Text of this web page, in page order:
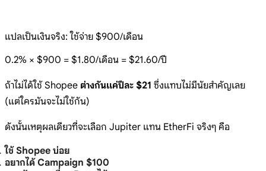
แปลเป็นเงินจริง: ใช้จ่าย $900/เดือน
0.2% × $900 = $1.80/เดือน = $21.60/ปี
ถ้าไม่ได้ใช้ Shopee ต่างกันแค่ปีละ $21 ซึ่งแทบไม่มีนัยสำคัญเลย
(แต่ใครมันจะไม่ใช้กัน)
ดังนั้นเหตุผลเดียวที่จะเลือก Jupiter แทน EtherFi จริงๆ คือ
ใช้ Shopee บ่อย
อยากได้ Campaign $100